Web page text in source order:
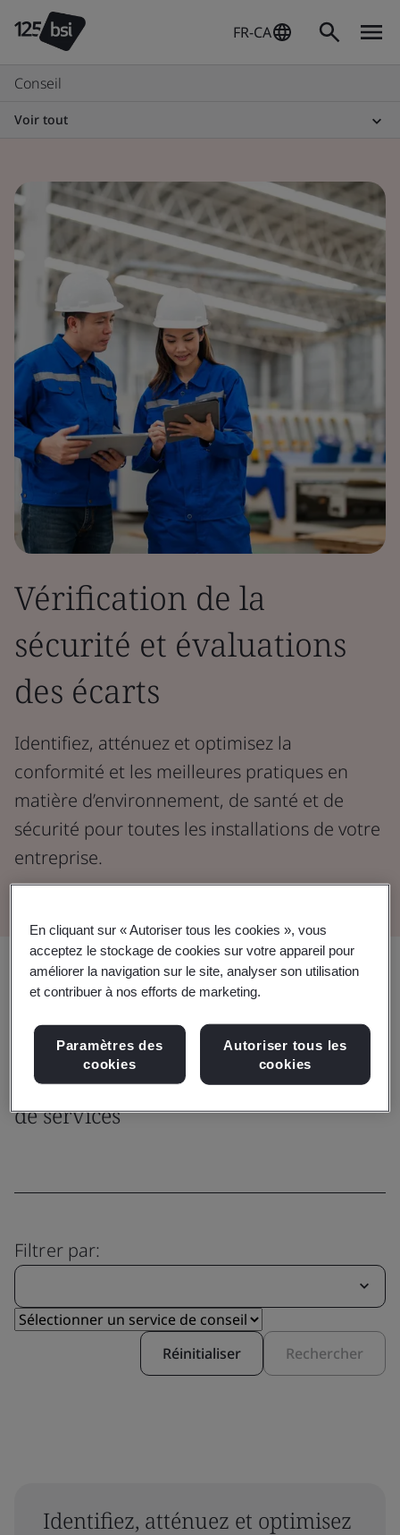
FR-CA
Conseil
Voir tout
Vérification de la
sécurité et évaluations
des écarts
Identifiez, atténuez et optimisez la
conformité et les meilleures pratiques en
matière d’environnement, de santé et de
sécurité pour toutes les installations de votre
entreprise.
Partager:
Capacité
Explorer notre gamme complète
de services
Filtrer par:
Réinitialiser Rechercher
Identifiez, atténuez et optimisez
En cliquant sur « Autoriser tous les cookies », vous
acceptez le stockage de cookies sur votre appareil pour
améliorer la navigation sur le site, analyser son utilisation
et contribuer à nos efforts de marketing.
Paramètres des
cookies
Autoriser tous les
cookies